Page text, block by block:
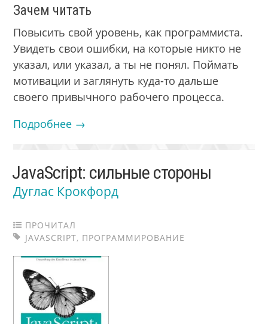
Зачем читать
Повысить свой уровень, как программиста.
Увидеть свои ошибки, на которые никто не
указал, или указал, а ты не понял. Поймать
мотивации и заглянуть куда-то дальше
своего привычного рабочего процесса.
Подробнее →
JavaScript: сильные стороны
Дуглас Крокфорд
ПРОЧИТАЛ
JAVASCRIPT, ПРОГРАММИРОВАНИЕ